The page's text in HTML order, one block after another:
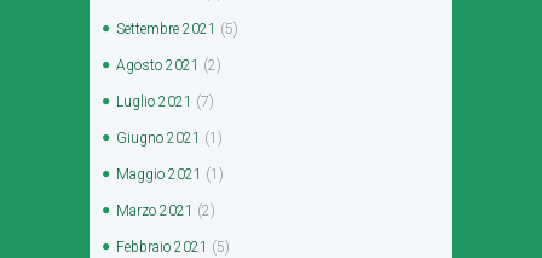
Settembre 2021 (5)
Agosto 2021 (2)
Luglio 2021 (7)
Giugno 2021 (1)
Maggio 2021 (1)
Marzo 2021 (2)
Febbraio 2021 (5)